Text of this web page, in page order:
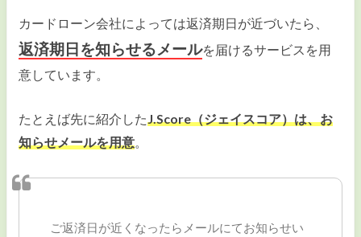
カードローン会社によっては返済期日が近づいたら、
返済期日を知らせるメールを届けるサービスを用
意しています。
たとえば先に紹介したJ.Score（ジェイスコア）は、お
知らせメールを用意。
ご返済日が近くなったらメールにてお知らせい